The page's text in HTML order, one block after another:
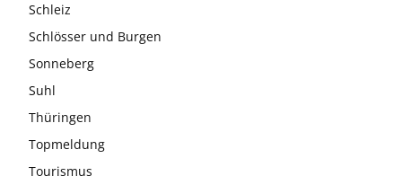
Schleiz
Schlösser und Burgen
Sonneberg
Suhl
Thüringen
Topmeldung
Tourismus